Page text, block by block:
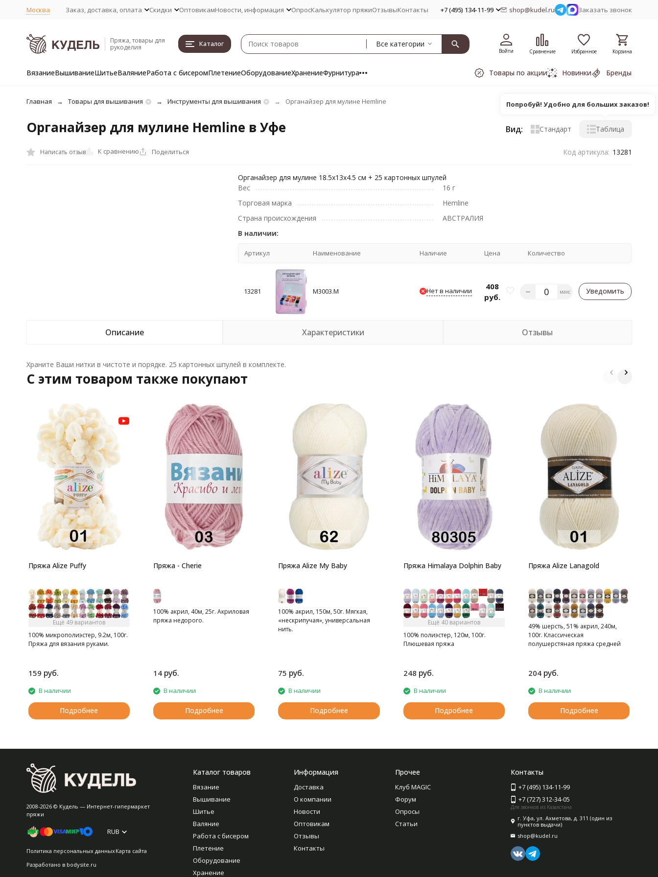
Москва Заказ, доставка, оплата Скидки ОптовикамНовости, информация ОпросКалькулятор пряжиОтзывыКонтакты +7 (495) 134-11-99 shop@kudel.ru Заказать звонок
Пряжа, товары для
рукоделия
Каталог Все категории
Войти Сравнение Избранное Корзина
ВязаниеВышиваниеШитьеВаляниеРабота с бисеромПлетениеОборудованиеХранениеФурнитура Товары по акции Новинки Бренды
Главная Товары для вышивания Инструменты для вышивания Органайзер для мулине Hemline
Органайзер для мулине Hemline в Уфе Вид: Стандарт Таблица
Написать отзыв К сравнению Поделиться Код артикула: 13281
Органайзер для мулине 18.5х13х4.5 см + 25 картонных шпулей
Вес
16 г
Торговая марка
Hemline
Страна происхождения
АВСТРАЛИЯ
В наличии:
Артикул Наименование Наличие Цена Количество
13281 M3003.M Нет в наличии
408
руб.
макс Уведомить
Описание Характеристики Отзывы
Храните Ваши нитки в чистоте и порядке. 25 картонных шпулей в комплекте.
C этим товаром также покупают
Пряжа Alize Puffy
Ещё 49 вариантов
100% микрополиэстер, 9.2м, 100г.
Пряжа для вязания руками.
159 руб.
В наличии
Подробнее
Пряжа - Cherie
100% акрил, 40м, 25г. Акриловая
пряжа недорого.
14 руб.
В наличии
Подробнее
Пряжа Alize My Baby
100% акрил, 150м, 50г. Мягкая,
«нескрипучая», универсальная
нить.
75 руб.
В наличии
Подробнее
Пряжа Himalaya Dolphin Baby
Ещё 40 вариантов
100% полиэстер, 120м, 100г.
Плюшевая пряжа
248 руб.
В наличии
Подробнее
Пряжа Alize Lanagold
49% шерсть, 51% акрил, 240м,
100г. Классическая
полушерстяная пряжа средней
204 руб.
В наличии
Подробнее
2008-2026 © Кудель — Интернет-гипермаркет
пряжи
RUB
Политика персональных данныхКарта сайта
Разработано в bodysite.ru
Каталог товаров
Вязание
Вышивание
Шитье
Валяние
Работа с бисером
Плетение
Оборудование
Хранение
Информация
Доставка
О компании
Новости
Оптовикам
Отзывы
Контакты
Прочее
Клуб MAGIC
Форум
Опросы
Статьи
Контакты
+7 (495) 134-11-99
+7 (727) 312-34-05
Для звонков из Казахстана
г. Уфа, ул. Ахметова, д. 311 (один из
пунктов выдачи)
shop@kudel.ru
Попробуй! Удобно для больших заказов!